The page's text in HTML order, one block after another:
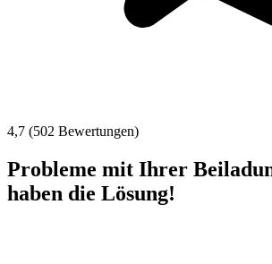
4,7 (502 Bewertungen)
Probleme mit Ihrer
haben die Lösung!